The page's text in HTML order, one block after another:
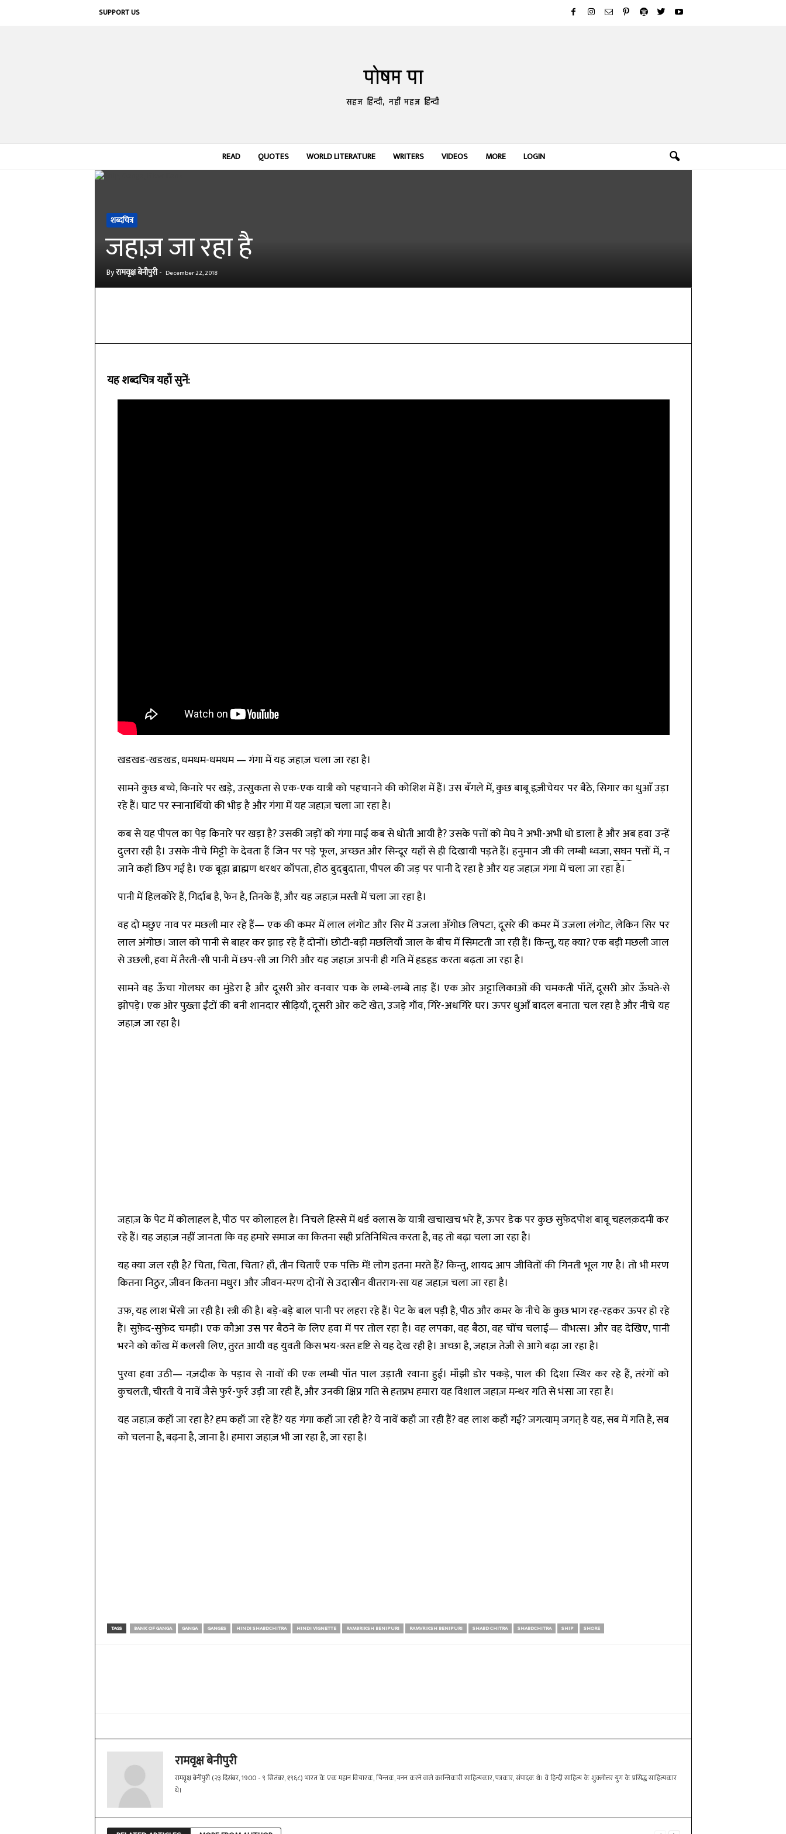
SUPPORT US
पोषम पा
सहज हिन्दी, नहीं महज़ हिन्दी
READ QUOTES WORLD LITERATURE WRITERS VIDEOS MORE LOGIN
शब्दचित्र
जहाज़ जा रहा है
Byरामवृक्ष बेनीपुरी- December 22, 2018
यह शब्दचित्र यहाँ सुनें:
खडखड-खडखड, धमधम-धमधम — गंगा में यह जहाज़ चला जा रहा है।
सामने कुछ बच्चे, किनारे पर खड़े, उत्सुकता से एक-एक यात्री को पहचानने की कोशिश में हैं। उस बँगले में, कुछ बाबू इज़ीचेयर पर बैठे, सिगार का धुआँ उड़ा
रहे हैं। घाट पर स्नानार्थियो की भीड़ है और गंगा में यह जहाज़ चला जा रहा है।
कब से यह पीपल का पेड़ किनारे पर खड़ा है? उसकी जड़ों को गंगा माई कब से धोती आयी है? उसके पत्तों को मेघ ने अभी-अभी धो डाला है और अब हवा उन्हें
दुलरा रही है। उसके नीचे मिट्टी के देवता हैं जिन पर पड़े फूल, अच्छत और सिन्दूर यहाँ से ही दिखायी पड़ते हैं। हनुमान जी की लम्बी ध्वजा,सघनपत्तों में, न
जाने कहाँ छिप गई है। एक बूढ़ा ब्राह्मण थरथर काँपता, होठ बुदबुदाता, पीपल की जड़ पर पानी दे रहा है और यह जहाज़ गंगा में चला जा रहा है।
पानी में हिलकोरे हैं, गिर्दाब है, फेन है, तिनके हैं, और यह जहाज़ मस्ती में चला जा रहा है।
वह दो मछुए नाव पर मछली मार रहे हैं— एक की कमर में लाल लंगोट और सिर में उजला अँगोछ लिपटा, दूसरे की कमर में उजला लंगोट, लेकिन सिर पर
लाल अंगोछ। जाल को पानी से बाहर कर झाड़ रहे हैं दोनों। छोटी-बड़ी मछलियाँ जाल के बीच में सिमटती जा रही हैं। किन्तु, यह क्या? एक बड़ी मछली जाल
से उछली, हवा में तैरती-सी पानी में छप-सी जा गिरी और यह जहाज़ अपनी ही गति में हडहड करता बढ़ता जा रहा है।
सामने वह ऊँचा गोलघर का मुंडेरा है और दूसरी ओर वनवार चक के लम्बे-लम्बे ताड़ हैं। एक ओर अट्टालिकाओं की चमकती पाँतें, दूसरी ओर ऊँघते-से
झोपड़े। एक ओर पुख़्ता ईंटों की बनी शानदार सीढ़ियाँ, दूसरी ओर कटे खेत, उजड़े गाँव, गिरे-अधगिरे घर। ऊपर धुआँ बादल बनाता चल रहा है और नीचे यह
जहाज़ जा रहा है।
जहाज़ के पेट में कोलाहल है, पीठ पर कोलाहल है। निचले हिस्से में थर्ड क्लास के यात्री खचाखच भरे हैं, ऊपर डेक पर कुछ सुफ़ेदपोश बाबू चहलक़दमी कर
रहे हैं। यह जहाज़ नहीं जानता कि वह हमारे समाज का कितना सही प्रतिनिधित्व करता है, वह तो बढ़ा चला जा रहा है।
यह क्या जल रही है? चिता, चिता, चिता? हाँ, तीन चिताएँ एक पक्ति में! लोग इतना मरते हैं? किन्तु, शायद आप जीवितों की गिनती भूल गए है। तो भी मरण
कितना निठुर, जीवन कितना मधुर। और जीवन-मरण दोनों से उदासीन वीतराग-सा यह जहाज़ चला जा रहा है।
उफ़, यह लाश भेंसी जा रही है। स्त्री की है। बड़े-बड़े बाल पानी पर लहरा रहे हैं। पेट के बल पड़ी है, पीठ और कमर के नीचे के कुछ भाग रह-रहकर ऊपर हो रहे
हैं। सुफ़ेद-सुफ़ेद चमड़ी। एक कौआ उस पर बैठने के लिए हवा में पर तोल रहा है। वह लपका, वह बैठा, वह चोंच चलाई— वीभत्स। और वह देखिए, पानी
भरने को काँख में कलसी लिए, तुरत आयी वह युवती किस भय-त्रस्त दृष्टि से यह देख रही है। अच्छा है, जहाज़ तेजी से आगे बढ़ा जा रहा है।
पुरवा हवा उठी— नज़दीक के पड़ाव से नावों की एक लम्बी पाँत पाल उड़ाती रवाना हुई। माँझी डोर पकड़े, पाल की दिशा स्थिर कर रहे हैं, तरंगों को
कुचलती, चीरती ये नावें जैसे फुर्र-फुर्र उड़ी जा रही हैं, और उनकी क्षिप्र गति से हतप्रभ हमारा यह विशाल जहाज़ मन्थर गति से भंसा जा रहा है।
यह जहाज़ कहाँ जा रहा है? हम कहाँ जा रहे हैं? यह गंगा कहाँ जा रही है? ये नावें कहाँ जा रही हैं? वह लाश कहाँ गई? जगत्याम् जगत् है यह, सब में गति है, सब
को चलना है, बढ़ना है, जाना है। हमारा जहाज़ भी जा रहा है, जा रहा है।
TAGS BANK OF GANGA GANGA GANGES HINDI SHABDCHITRA HINDI VIGNETTE RAMBRIKSH BENIPURI RAMVRIKSH BENIPURI SHABD CHITRA SHABDCHITRA SHIP SHORE
रामवृक्ष बेनीपुरी
रामवृक्ष बेनीपुरी (२३ दिसंबर, 1900 - ९ सितंबर, १९६८) भारत के एक महान विचारक, चिन्तक, मनन करने वाले क्रान्तिकारी साहित्यकार, पत्रकार, संपादक थे। वे हिन्दी साहित्य के शुक्लोत्तर युग के प्रसिद्ध साहित्यकार
थे।